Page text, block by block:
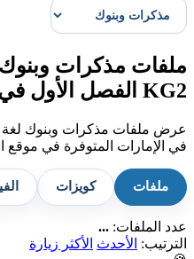
ملفات مذكرات
KG2 الفصل الأول في الإمارات
في الإمارات المتوفرة في موقع
ملفات كويزات
عدد الملفات: ...
الترتيب:
الأحدث
الأكثر زيارة